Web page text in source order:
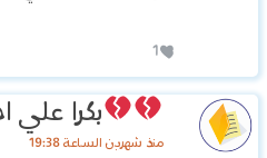
1
بكرا علي
منذ شهرين الساعة 19:38